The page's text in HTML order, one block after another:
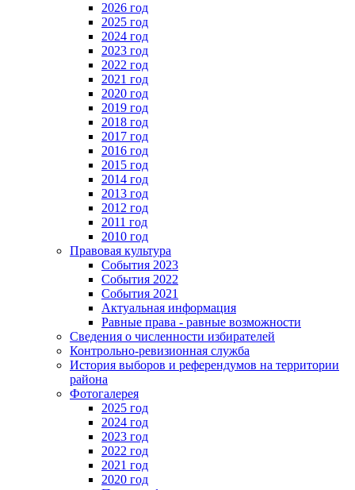
2026 год
2025 год
2024 год
2023 год
2022 год
2021 год
2020 год
2019 год
2018 год
2017 год
2016 год
2015 год
2014 год
2013 год
2012 год
2011 год
2010 год
Правовая культура
События 2023
События 2022
События 2021
Актуальная информация
Равные права - равные возможности
Сведения о численности избирателей
Контрольно-ревизионная служба
История выборов и референдумов на территории
района
Фотогалерея
2025 год
2024 год
2023 год
2022 год
2021 год
2020 год